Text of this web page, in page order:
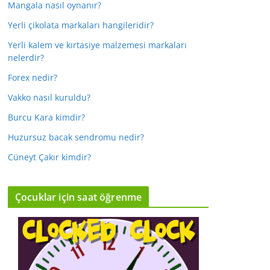
Mangala nasıl oynanır?
Yerli çikolata markaları hangileridir?
Yerli kalem ve kırtasiye malzemesi markaları
nelerdir?
Forex nedir?
Vakko nasıl kuruldu?
Burcu Kara kimdir?
Huzursuz bacak sendromu nedir?
Cüneyt Çakır kimdir?
Çocuklar için saat öğrenme